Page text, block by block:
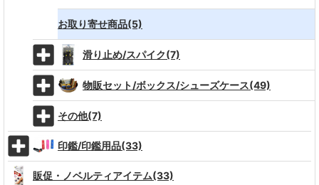
お取り寄せ商品(5)
滑り止め/スパイク(7)
物販セット/ボックス/シューズケース(49)
その他(7)
印鑑/印鑑用品(33)
販促・ノベルティアイテム(33)